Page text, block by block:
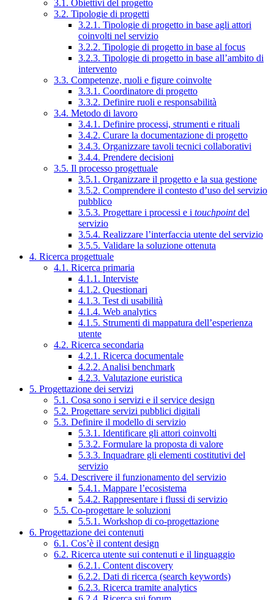
3.1. Obiettivi del progetto
3.2. Tipologie di progetti
3.2.1. Tipologie di progetto in base agli attori
coinvolti nel servizio
3.2.2. Tipologie di progetto in base al focus
3.2.3. Tipologie di progetto in base all’ambito di
intervento
3.3. Competenze, ruoli e figure coinvolte
3.3.1. Coordinatore di progetto
3.3.2. Definire ruoli e responsabilità
3.4. Metodo di lavoro
3.4.1. Definire processi, strumenti e rituali
3.4.2. Curare la documentazione di progetto
3.4.3. Organizzare tavoli tecnici collaborativi
3.4.4. Prendere decisioni
3.5. Il processo progettuale
3.5.1. Organizzare il progetto e la sua gestione
3.5.2. Comprendere il contesto d’uso del servizio
pubblico
3.5.3. Progettare i processi e i touchpointdel
servizio
3.5.4. Realizzare l’interfaccia utente del servizio
3.5.5. Validare la soluzione ottenuta
4. Ricerca progettuale
4.1. Ricerca primaria
4.1.1. Interviste
4.1.2. Questionari
4.1.3. Test di usabilità
4.1.4. Web analytics
4.1.5. Strumenti di mappatura dell’esperienza
utente
4.2. Ricerca secondaria
4.2.1. Ricerca documentale
4.2.2. Analisi benchmark
4.2.3. Valutazione euristica
5. Progettazione dei servizi
5.1. Cosa sono i servizi e il service design
5.2. Progettare servizi pubblici digitali
5.3. Definire il modello di servizio
5.3.1. Identificare gli attori coinvolti
5.3.2. Formulare la proposta di valore
5.3.3. Inquadrare gli elementi costitutivi del
servizio
5.4. Descrivere il funzionamento del servizio
5.4.1. Mappare l’ecosistema
5.4.2. Rappresentare i flussi di servizio
5.5. Co-progettare le soluzioni
5.5.1. Workshop di co-progettazione
6. Progettazione dei contenuti
6.1. Cos’è il content design
6.2. Ricerca utente sui contenuti e il linguaggio
6.2.1. Content discovery
6.2.2. Dati di ricerca (search keywords)
6.2.3. Ricerca tramite analytics